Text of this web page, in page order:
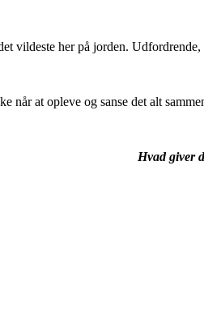
vildeste her på jorden.
når at opleve og sanse det alt
Hvad giver